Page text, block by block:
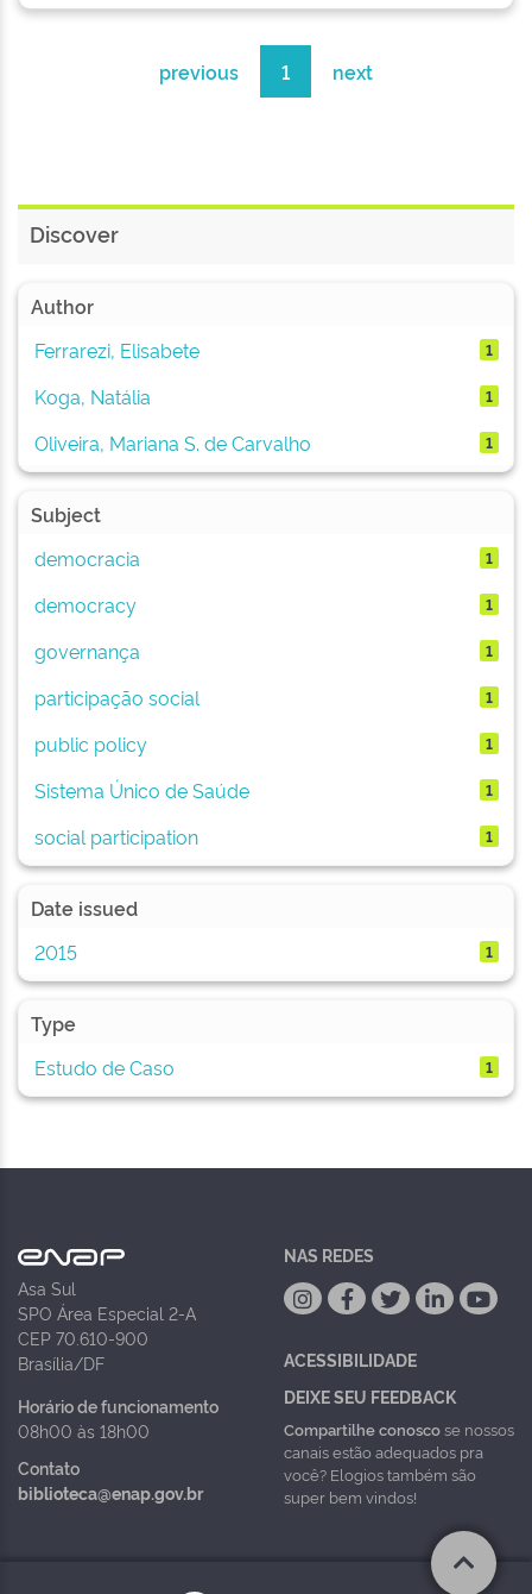
previous 1 next
Discover
Author
Ferrarezi, Elisabete
1
Koga, Natália 1
Oliveira, Mariana S. de Carvalho 1
Subject
democracia
1
democracy 1
governança 1
participação social 1
public policy 1
Sistema Único de Saúde 1
social participation 1
Date issued
2015
1
Type
Estudo de Caso
1
Asa Sul
SPO Área Especial 2-A
CEP 70.610-900
Brasília/DF
Horário de funcionamento
08h00 às 18h00
Contato
biblioteca@enap.gov.br
NAS REDES
ACESSIBILIDADE
DEIXE SEU FEEDBACK
Compartilhe conoscose nossos
canais estão adequados pra
você? Elogios também são
super bem vindos!